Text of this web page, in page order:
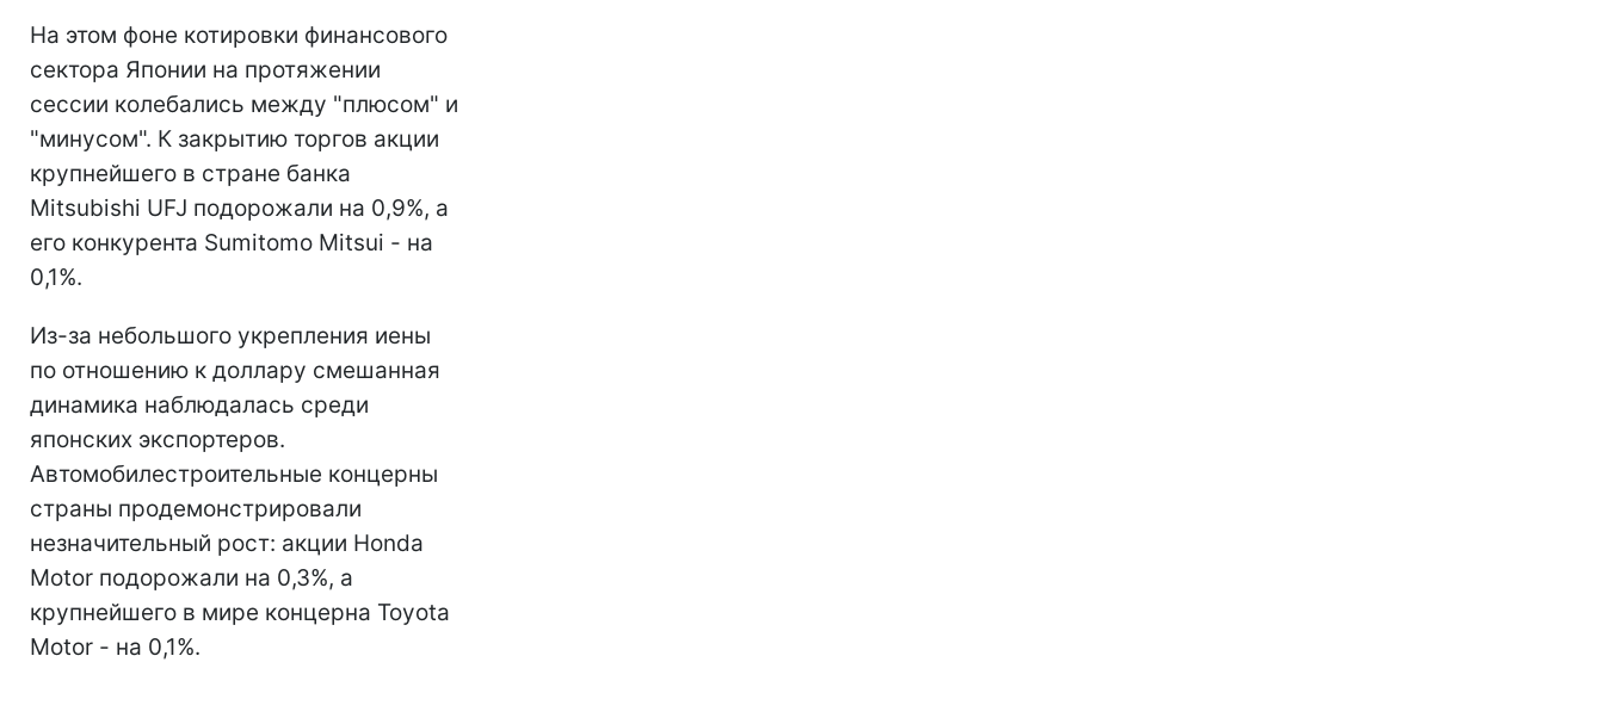
На этом фоне котировки финансового
сектора Японии на протяжении
сессии колебались между "плюсом" и
"минусом". К закрытию торгов акции
крупнейшего в стране банка
Mitsubishi UFJ подорожали на 0,9%, а
его конкурента Sumitomo Mitsui - на
0,1%.
Из-за небольшого укрепления иены
по отношению к доллару смешанная
динамика наблюдалась среди
японских экспортеров.
Автомобилестроительные концерны
страны продемонстрировали
незначительный рост: акции Honda
Motor подорожали на 0,3%, а
крупнейшего в мире концерна Toyota
Motor - на 0,1%.